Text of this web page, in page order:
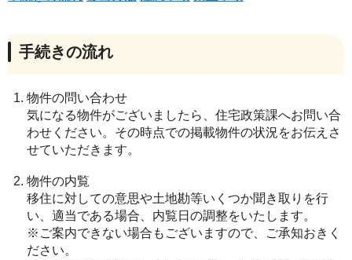
手続きの流れ
物件の問い合わせ
気になる物件がございましたら、住宅政策課へお問い合
わせください。その時点での掲載物件の状況をお伝えさ
せていただきます。
物件の内覧
移住に対しての意思や土地勘等いくつか聞き取りを行
い、適当である場合、内覧日の調整をいたします。
※ご案内できない場合もございますので、ご承知おきく
ださい。